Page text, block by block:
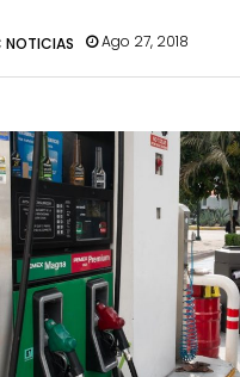
NOTICIAS Ago 27, 2018